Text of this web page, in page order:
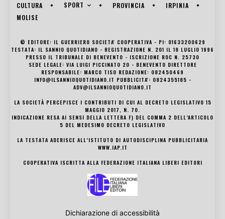
CULTURA
SPORT PROVINCIA
IRPINIA
MOLISE
© EDITORE: IL GUERRIERO SOCIETA' COOPERATIVA - PI: 01633200629
TESTATA: IL SANNIO QUOTIDIANO - REGISTRAZIONE N. 201 IL 18 LUGLIO 1996
PRESSO IL TRIBUNALE DI BENEVENTO - ISCRIZIONE ROC N. 25730
SEDE LEGALE: VIA LUIGI PICCINATO 20 - BENEVENTO DIRETTORE
RESPONSABILE: MARCO TISO REDAZIONE: 082450469
INFO@ILSANNIOQUOTIDIANO.IT PUBBLICITA': 0824355185 -
ADV@ILSANNIOQUOTIDIANO.IT
LA SOCIETÀ PERCEPISCE I CONTRIBUTI DI CUI AL DECRETO LEGISLATIVO 15
MAGGIO 2017, N. 70.
INDICAZIONE RESA AI SENSI DELLA LETTERA F) DEL COMMA 2 DELL’ARTICOLO
5 DEL MEDESIMO DECRETO LEGISLATIVO
LA TESTATA ADERISCE ALL’ISTITUTO DI AUTODISCIPLINA PUBBLICITARIA
WWW.IAP.IT
COOPERATIVA ISCRITTA ALLA FEDERAZIONE ITALIANA LIBERI EDITORI
Dichiarazione di accessibilità